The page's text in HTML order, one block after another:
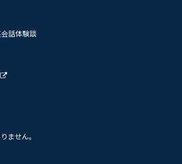
話体験談
ません。